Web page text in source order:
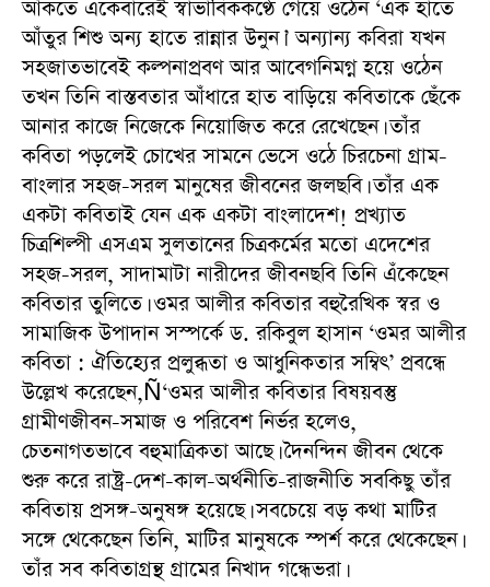
আঁকতে একেবারেই স্বাভাবিককণ্ঠে গেয়ে ওঠেন ‘এক হাতে
আঁতুর শিশু অন্য হাতে রান্নার উনুন।’ অন্যান্য কবিরা যখন
সহজাতভাবেই কল্পনাপ্রবণ আর আবেগনিমগ্ন হয়ে ওঠেন
তখন তিনি বাস্তবতার আঁধারে হাত বাড়িয়ে কবিতাকে ছেঁকে
আনার কাজে নিজেকে নিয়োজিত করে রেখেছেন। তাঁর
কবিতা পড়লেই চোখের সামনে ভেসে ওঠে চিরচেনা গ্রাম-
বাংলার সহজ-সরল মানুষের জীবনের জলছবি। তাঁর এক
একটা কবিতাই যেন এক একটা বাংলাদেশ! প্রখ্যাত
চিত্রশিল্পী এসএম সুলতানের চিত্রকর্মের মতো এদেশের
সহজ-সরল, সাদামাটা নারীদের জীবনছবি তিনি এঁকেছেন
কবিতার তুলিতে। ওমর আলীর কবিতার বহুরৈখিক স্বর ও
সামাজিক উপাদান সস্পর্কে ড. রকিবুল হাসান ‘ওমর আলীর
কবিতা : ঐতিহ্যের প্রলুব্ধতা ও আধুনিকতার সম্বিৎ’ প্রবন্ধে
উল্লেখ করেছেন,Ñ‘ওমর আলীর কবিতার বিষয়বস্তু
গ্রামীণজীবন-সমাজ ও পরিবেশ নির্ভর হলেও,
চেতনাগতভাবে বহুমাত্রিকতা আছে। দৈনন্দিন জীবন থেকে
শুরু করে রাষ্ট্র-দেশ-কাল-অর্থনীতি-রাজনীতি সবকিছু তাঁর
কবিতায় প্রসঙ্গ-অনুষঙ্গ হয়েছে। সবচেয়ে বড় কথা মাটির
সঙ্গে থেকেছেন তিনি, মাটির মানুষকে স্পর্শ করে থেকেছেন।
তাঁর সব কবিতাগ্রন্থ গ্রামের নিখাদ গন্ধেভরা।